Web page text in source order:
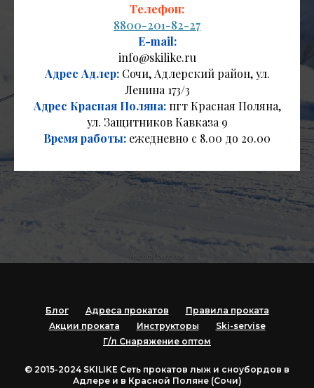
Телефон:
8800-201-82-27
E-mail:
info@skilike.ru
Адрес Адлер: Сочи, Адлерский район, ул.
Ленина 173/3
Адрес Красная Поляна:пгт Красная Поляна,
ул. Защитников Кавказа 9
Время работы: ежедневно с 8.00 до 20.00
Блог Адреса прокатов
Правила проката
Акции проката
Инструкторы
Ski-servise
Г/л Снаряжение оптом
© 2015-2024 SKILIKE Cеть прокатов лыж и сноубордов в
Адлере и в Красной Поляне (Сочи)